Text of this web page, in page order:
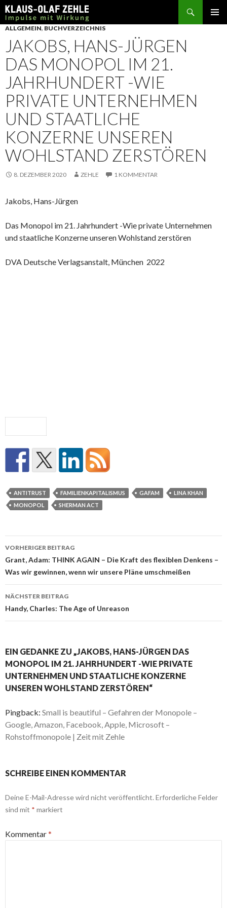
Suchen
SPRINGE
ZUM
INHALT
ALLGEMEIN, BUCHVERZEICHNIS
JAKOBS, HANS-JÜRGEN
DAS MONOPOL IM 21.
JAHRHUNDERT -WIE
PRIVATE UNTERNEHMEN
UND STAATLICHE
KONZERNE UNSEREN
WOHLSTAND ZERSTÖREN
8. DEZEMBER 2020 ZEHLE 1 KOMMENTAR
Jakobs, Hans-Jürgen
Das Monopol im 21. Jahrhundert -Wie private Unternehmen
und staatliche Konzerne unseren Wohlstand zerstören
DVA Deutsche Verlagsanstalt, München 2022
ANTITRUST FAMILIENKAPITALISMUS GAFAM
LINA KHAN
MONOPOL
SHERMAN ACT
Beitrags-
Navigation
VORHERIGER BEITRAG
Grant, Adam: THINK AGAIN – Die Kraft des flexiblen Denkens –
Was wir gewinnen, wenn wir unsere Pläne umschmeißen
NÄCHSTER BEITRAG
Handy, Charles: The Age of Unreason
EIN GEDANKE ZU „JAKOBS, HANS-JÜRGEN DAS
MONOPOL IM 21. JAHRHUNDERT -WIE PRIVATE
UNTERNEHMEN UND STAATLICHE KONZERNE
UNSEREN WOHLSTAND ZERSTÖREN“
Pingback: Small is beautiful – Gefahren der Monopole –
Google, Amazon, Facebook, Apple, Microsoft –
Rohstoffmonopole | Zeit mit Zehle
SCHREIBE EINEN KOMMENTAR
Deine E-Mail-Adresse wird nicht veröffentlicht. Erforderliche Felder
sind mit * markiert
Kommentar*